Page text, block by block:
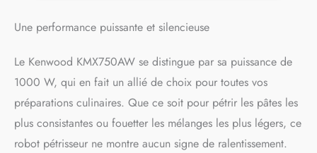
évitant ainsi de faire sortir
Équipements optionnels
vendus séparément Inclus :
3 outils de mélange et pâte
(fouet K, crochet pétrisseur
et fouet à fil)
Une performance puissante et silencieuse
Le Kenwood KMX750AW se distingue par sa puissance de
1000 W, qui en fait un allié de choix pour toutes vos
préparations culinaires. Que ce soit pour pétrir les pâtes les
plus consistantes ou fouetter les mélanges les plus légers, ce
robot pétrisseur ne montre aucun signe de ralentissement.